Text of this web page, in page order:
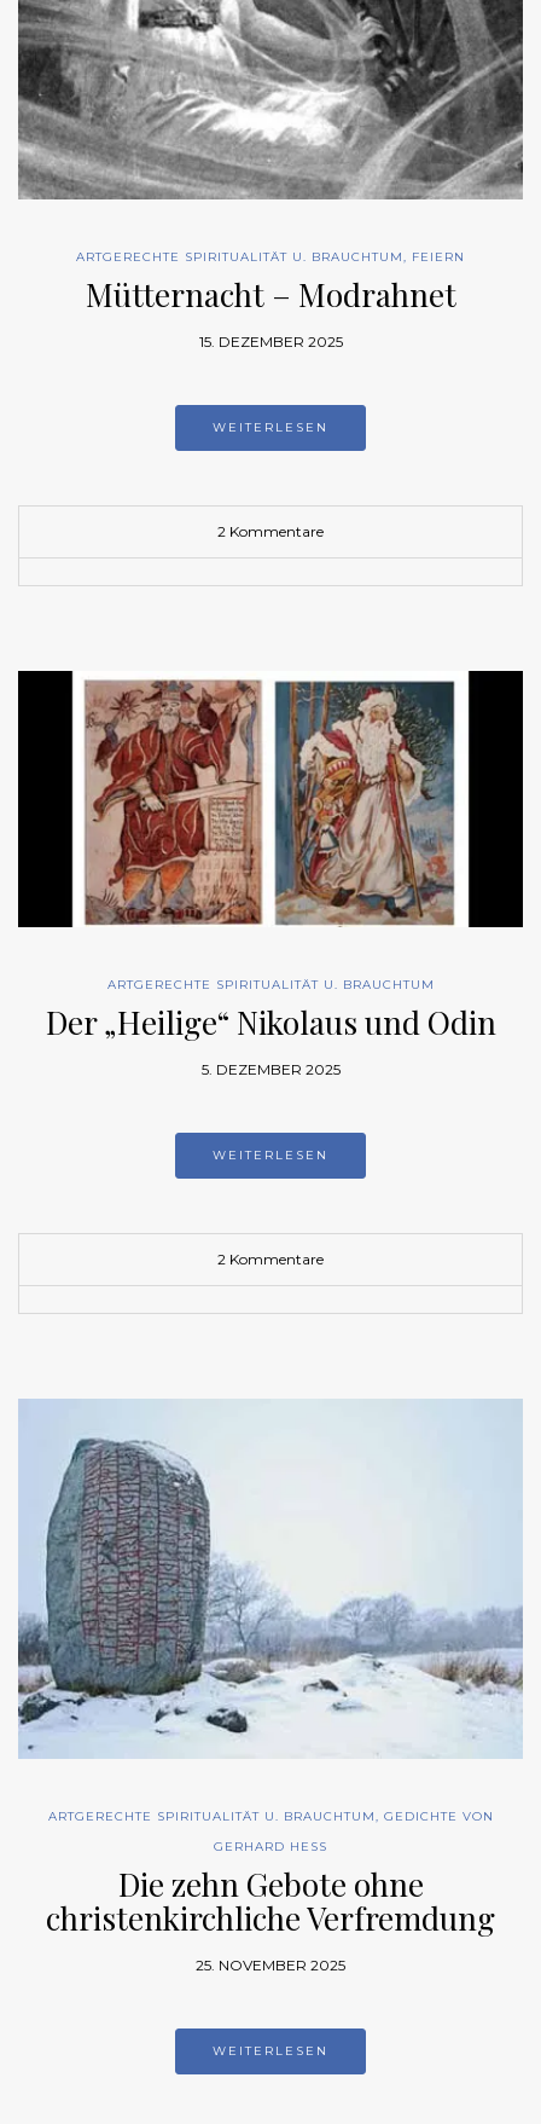
ARTGERECHTE SPIRITUALITÄT U. BRAUCHTUM, FEIERN
Mütternacht – Modrahnet
15. DEZEMBER 2025
WEITERLESEN
2 Kommentare
ARTGERECHTE SPIRITUALITÄT U. BRAUCHTUM
Der „Heilige“ Nikolaus und Odin
5. DEZEMBER 2025
WEITERLESEN
2 Kommentare
ARTGERECHTE SPIRITUALITÄT U. BRAUCHTUM, GEDICHTE VON
GERHARD HESS
Die zehn Gebote ohne
christenkirchliche Verfremdung
25. NOVEMBER 2025
WEITERLESEN